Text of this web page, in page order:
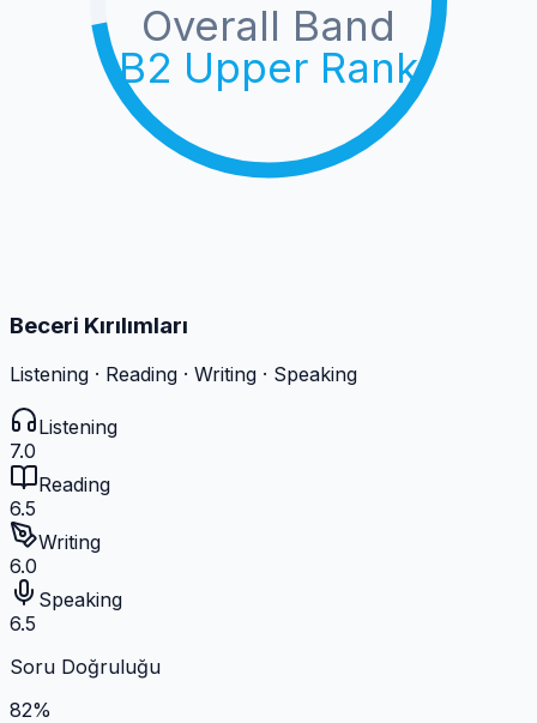
Overall Band
B2 Upper Rank
Beceri Kırılımları
Listening · Reading · Writing · Speaking
Listening
7.0
Reading
6.5
Writing
6.0
Speaking
6.5
Soru Doğruluğu
82%